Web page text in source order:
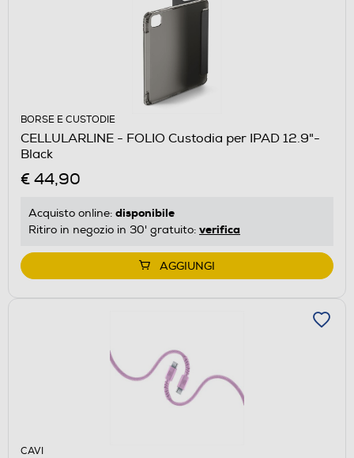
BORSE E CUSTODIE
CELLULARLINE - FOLIO Custodia per IPAD 12.9"-
Black
€ 44,90
Acquisto online: disponibile
Ritiro in negozio in 30' gratuito: verifica
AGGIUNGI
CAVI